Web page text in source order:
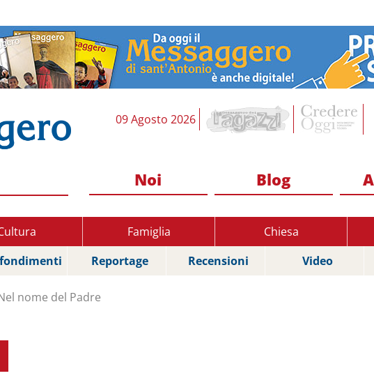
09 Agosto 2026
Noi Blog
Famiglia Chiesa
Reportage Recensioni Video
nome del Padre